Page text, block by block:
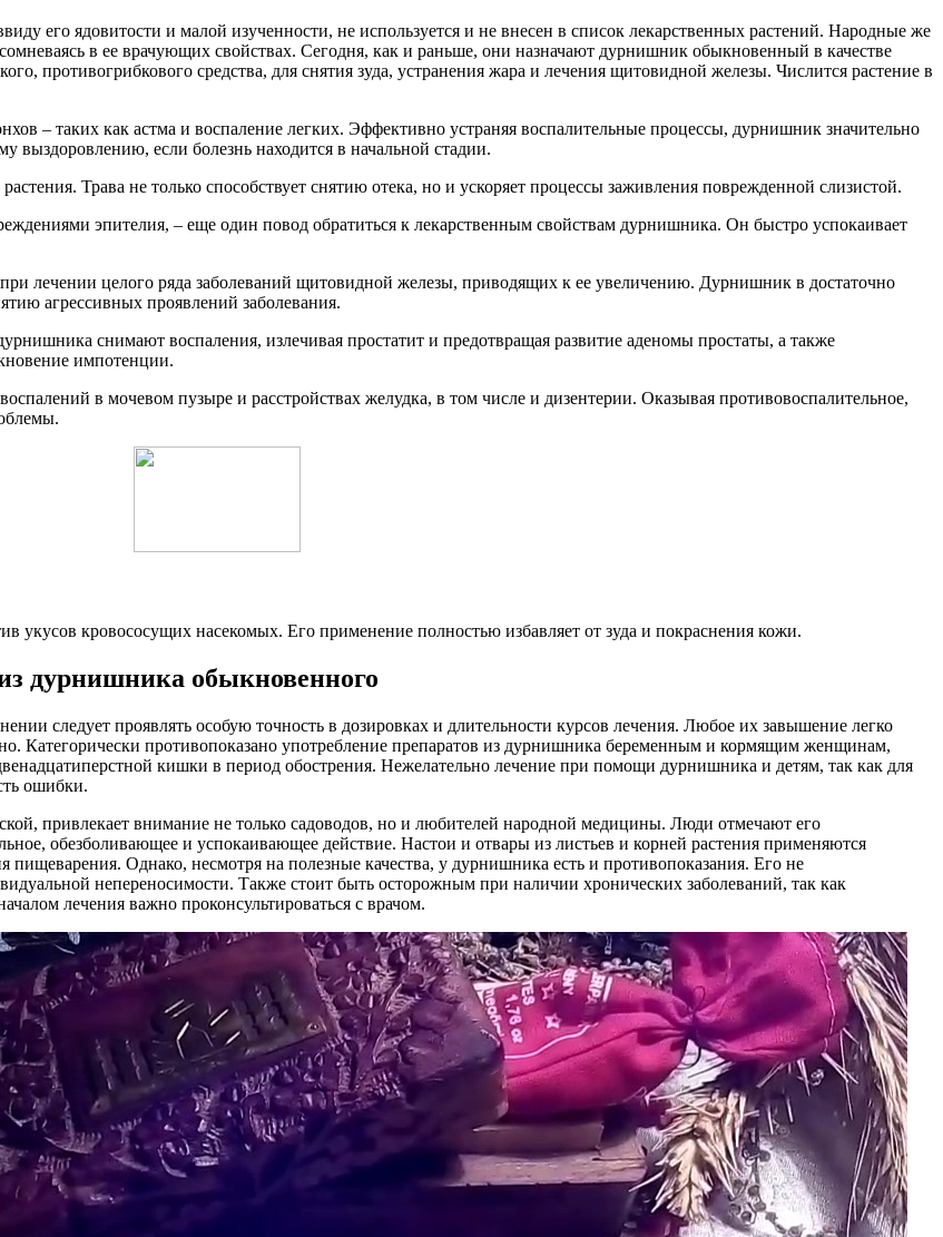
его ядовитости и малой изученности, не используется и не внесен в список лекарственных растений. Народные же
в ее врачующих свойствах. Сегодня, как и раньше, они назначают дурнишник обыкновенный в качестве
противогрибкового средства, для снятия зуда, устранения жара и лечения щитовидной железы. Числится растение в
– таких как астма и воспаление легких. Эффективно устраняя воспалительные процессы, дурнишник значительно
выздоровлению, если болезнь находится в начальной стадии.
Трава не только способствует снятию отека, но и ускоряет процессы заживления поврежденной слизистой.
эпителия, – еще один повод обратиться к лекарственным свойствам дурнишника. Он быстро успокаивает
лечении целого ряда заболеваний щитовидной железы, приводящих к ее увеличению. Дурнишник в достаточно
агрессивных проявлений заболевания.
снимают воспаления, излечивая простатит и предотвращая развитие аденомы простаты, а также
импотенции.
в мочевом пузыре и расстройствах желудка, в том числе и дизентерии. Оказывая противовоспалительное,
кровососущих насекомых. Его применение полностью избавляет от зуда и покраснения кожи.
дурнишника обыкновенного
следует проявлять особую точность в дозировках и длительности курсов лечения. Любое их завышение легко
Категорически противопоказано употребление препаратов из дурнишника беременным и кормящим женщинам,
кишки в период обострения. Нежелательно лечение при помощи дурнишника и детям, так как для
ошибки.
привлекает внимание не только садоводов, но и любителей народной медицины. Люди отмечают его
обезболивающее и успокаивающее действие. Настои и отвары из листьев и корней растения применяются
Однако, несмотря на полезные качества, у дурнишника есть и противопоказания. Его не
непереносимости. Также стоит быть осторожным при наличии хронических заболеваний, так как
лечения важно проконсультироваться с врачом.